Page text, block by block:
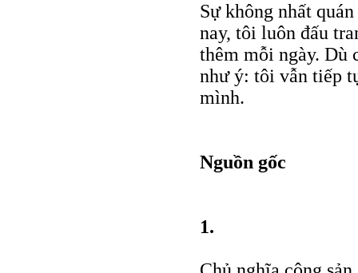
Sự không nhất
nay, tôi luôn đấu
thêm mỗi ngày. Dù
như ý: tôi vẫn tiếp
mình.
Nguồn gốc
1.